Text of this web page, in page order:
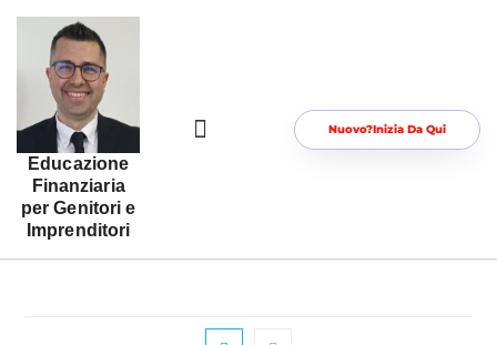
Educazione
Finanziaria
per Genitori e
Imprenditori
Nuovo?Inizia Da Qui